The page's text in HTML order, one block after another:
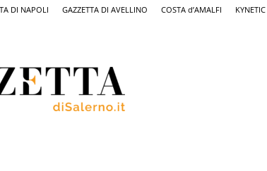
DI NAPOLI GAZZETTA DI AVELLINO COSTA d’AMALFI KYNETIC
Salerno,
il
quotidiano